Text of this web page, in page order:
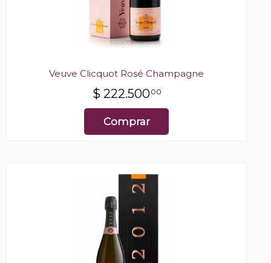
Veuve Clicquot Rosé Champagne
$ 222.50000
Comprar